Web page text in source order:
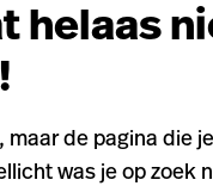
helaas
maar de pagina die
was je op zoek